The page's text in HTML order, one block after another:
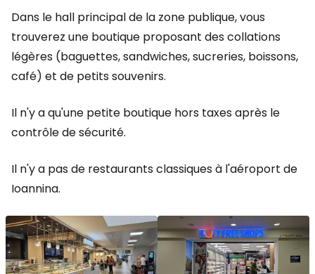
Dans le hall principal de la zone publique, vous
trouverez une boutique proposant des collations
légères (baguettes, sandwiches, sucreries, boissons,
café) et de petits souvenirs.
Il n'y a qu'une petite boutique hors taxes après le
contrôle de sécurité.
Il n'y a pas de restaurants classiques à l'aéroport de
Ioannina.